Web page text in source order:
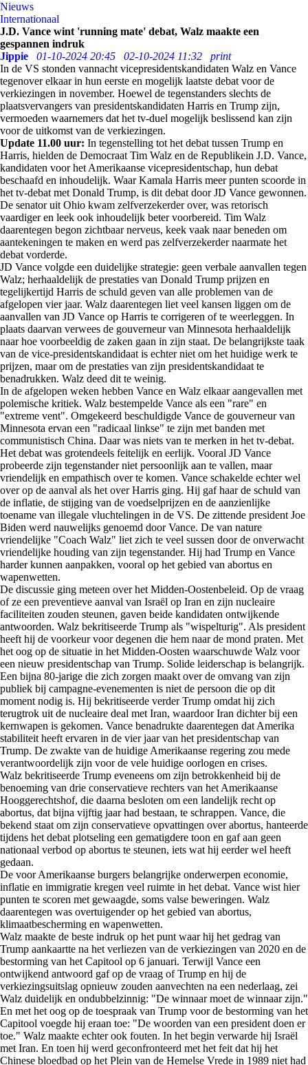
Nieuws
Internationaal
J.D. Vance wint 'running mate' debat, Walz maakte een
gespannen indruk
Jippie
01-10-2024 20:45 02-10-2024 11:32
print
In de VS stonden vannacht vicepresidentskandidaten Walz en Vance
tegenover elkaar in hun eerste en mogelijk laatste debat voor de
verkiezingen in november. Hoewel de tegenstanders slechts de
plaatsvervangers van presidentskandidaten Harris en Trump zijn,
vermoeden waarnemers dat het tv-duel mogelijk beslissend kan zijn
voor de uitkomst van de verkiezingen.
Update 11.00 uur: In tegenstelling tot het debat tussen Trump en
Harris, hielden de Democraat Tim Walz en de Republikein J.D. Vance,
kandidaten voor het Amerikaanse vicepresidentschap, hun debat
beschaafd en inhoudelijk. Waar Kamala Harris meer punten scoorde in
het tv-debat met Donald Trump, is dit debat door JD Vance gewonnen.
De senator uit Ohio kwam zelfverzekerder over, was retorisch
vaardiger en leek ook inhoudelijk beter voorbereid. Tim Walz
daarentegen begon zichtbaar nerveus, keek vaak naar beneden om
aantekeningen te maken en werd pas zelfverzekerder naarmate het
debat vorderde.
JD Vance volgde een duidelijke strategie: geen verbale aanvallen tegen
Walz; herhaaldelijk de prestaties van Donald Trump prijzen en
tegelijkertijd Harris de schuld geven van alle problemen van de
afgelopen vier jaar. Walz daarentegen liet veel kansen liggen om de
aanvallen van JD Vance op Harris te corrigeren of te weerleggen. In
plaats daarvan verwees de gouverneur van Minnesota herhaaldelijk
naar hoe voorbeeldig de zaken gaan in zijn staat. De belangrijkste taak
van de vice-presidentskandidaat is echter niet om het huidige werk te
prijzen, maar om de prestaties van zijn presidentskandidaat te
benadrukken. Walz deed dit te weinig.
In de afgelopen weken hebben Vance en Walz elkaar aangevallen met
polemische kritiek. Walz bestempelde Vance als een "rare" en
"extreme vent". Omgekeerd beschuldigde Vance de gouverneur van
Minnesota ervan een "radicaal linkse" te zijn met banden met
communistisch China. Daar was niets van te merken in het tv-debat.
Het debat was grotendeels feitelijk en eerlijk. Vooral JD Vance
probeerde zijn tegenstander niet persoonlijk aan te vallen, maar
vriendelijk en empathisch over te komen. Vance schakelde echter wel
over op de aanval als het over Harris ging. Hij gaf haar de schuld van
de inflatie, de stijging van de voedselprijzen en de aanzienlijke
toename van illegale vluchtelingen in de VS. De zittende president Joe
Biden werd nauwelijks genoemd door Vance. De van nature
vriendelijke "Coach Walz" liet zich te veel sussen door de onverwacht
vriendelijke houding van zijn tegenstander. Hij had Trump en Vance
harder kunnen aanpakken, vooral op het gebied van abortus en
wapenwetten.
De discussie ging meteen over het Midden-Oostenbeleid. Op de vraag
of ze een preventieve aanval van Israël op Iran en zijn nucleaire
faciliteiten zouden steunen, gaven beide kandidaten ontwijkende
antwoorden. Walz bekritiseerde Trump als "wispelturig". Als president
heeft hij de voorkeur voor degenen die hem naar de mond praten. Met
het oog op de situatie in het Midden-Oosten waarschuwde Walz voor
een nieuw presidentschap van Trump. Solide leiderschap is belangrijk.
Een bijna 80-jarige die zich zorgen maakt over de omvang van zijn
publiek bij campagne-evenementen is niet de persoon die op dit
moment nodig is. Hij bekritiseerde verder Trump omdat hij zich
terugtrok uit de nucleaire deal met Iran, waardoor Iran dichter bij een
kernwapen is gekomen. Vance benadrukte daarentegen dat Amerika
stabiliteit heeft ervaren in de vier jaar van het presidentschap van
Trump. De zwakte van de huidige Amerikaanse regering zou mede
verantwoordelijk zijn voor de vele huidige oorlogen en crises.
Walz bekritiseerde Trump eveneens om zijn betrokkenheid bij de
benoeming van drie conservatieve rechters van het Amerikaanse
Hooggerechtshof, die daarna besloten om een landelijk recht op
abortus, dat bijna vijftig jaar had bestaan, te schrappen. Vance, die
bekend staat om zijn conservatieve opvattingen over abortus, hanteerde
tijdens het debat plotseling een gematigdere toon en gaf aan geen
nationaal verbod op abortus te steunen, iets wat hij eerder wel heeft
gedaan.
De voor Amerikaanse burgers belangrijke onderwerpen economie,
inflatie en immigratie kregen veel ruimte in het debat. Vance wist hier
punten te scoren met gewaagde, soms valse beweringen. Walz
daarentegen was overtuigender op het gebied van abortus,
klimaatbescherming en wapenwetten.
Walz maakte de beste indruk op het punt waar hij het gedrag van
Trump aankaartte na het verliezen van de verkiezingen van 2020 en de
bestorming van het Capitool op 6 januari. Terwijl Vance een
ontwijkend antwoord gaf op de vraag of Trump en hij de
verkiezingsuitslag opnieuw zouden aanvechten na een nederlaag, zei
Walz duidelijk en ondubbelzinnig: "De winnaar moet de winnaar zijn."
En met het oog op de toespraak van Trump voor de bestorming van het
Capitool voegde hij eraan toe: "De woorden van een president doen er
toe." Walz maakte echter ook fouten. In het begin verwarde hij Israël
met Iran. En toen hij werd geconfronteerd met het feit dat hij het
Chinese bloedbad op het Plein van de Hemelse Vrede in 1989 niet had